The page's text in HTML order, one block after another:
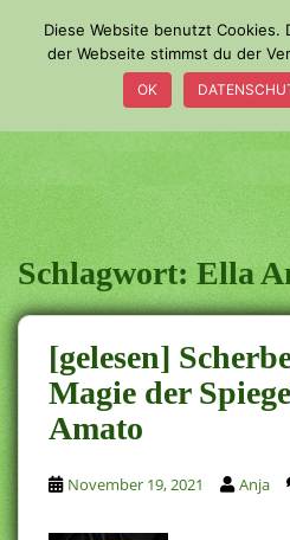
m
a
i
n
c
o
n
t
e
n
t
Schlagwort:Ella
[gelesen]
Magie der
Amato
November 19, 2021 Anja
Diese Website benutzt
der Webseite stimmst du der
OK